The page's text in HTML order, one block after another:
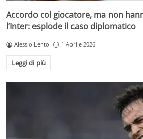
Accordo col giocatore, ma non
l’Inter: esplode il caso diplomatico
Alessio Lento 1 Aprile 2026
Leggi di più